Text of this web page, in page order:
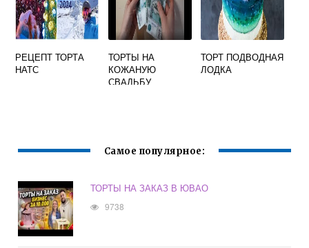
РЕЦЕПТ ТОРТА
НАТС
ТОРТЫ НА
КОЖАНУЮ
СВАДЬБУ
ТОРТ ПОДВОДНАЯ
ЛОДКА
Самое популярное:
ТОРТЫ НА ЗАКАЗ В ЮВАО
9738